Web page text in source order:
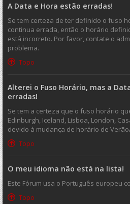
A Data e Hora estão erradas!
Se tem certeza de ter definido o fuso
continua errada, então o horário
está incorreto. Por favor, contate o
problema.
Topo
Alterei o Fuso Horário, mas a
erradas!
Se tem a certeza que o fuso horário
Edinburgh, Iceland, Lisboa, London,
devido à mudança de horário de
Topo
O meu idioma não está na lista!
Este Fórum usa o Português europeu
Topo